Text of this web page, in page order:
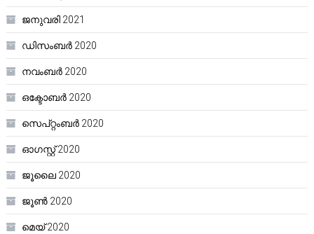
ജനുവരി 2021
ഡിസംബർ 2020
നവംബർ 2020
ഒക്ടോബർ 2020
സെപ്റ്റംബർ 2020
ഓഗസ്റ്റ്‌ 2020
ജൂലൈ 2020
ജൂൺ 2020
മെയ്‌ 2020